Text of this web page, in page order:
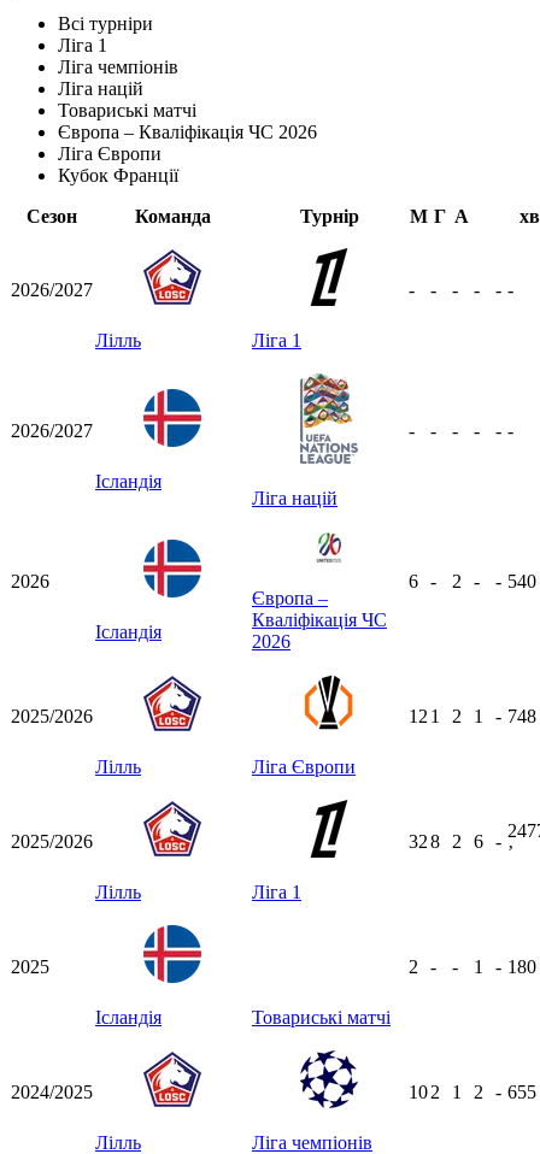
Всі турніри
Ліга 1
Ліга чемпіонів
Ліга націй
Товариські матчі
Європа – Кваліфікація ЧС 2026
Ліга Європи
Кубок Франції
Сезон
Команда Турнір М Г А хв
2026/2027
Лілль Ліга 1
- - - - - -
2026/2027
Ісландія
Ліга націй
- - - - - -
2026
Ісландія
Європа –
Кваліфікація ЧС
2026
6 - 2 - - 540
2025/2026
Лілль Ліга Європи
12 1 2 1 - 748
2025/2026
Лілль Ліга 1
328 2 6 -
ʼ
2025
Ісландія Товариські матчі
2 - - 1 - 180
2024/2025
Лілль Ліга чемпіонів
102 1 2 - 655